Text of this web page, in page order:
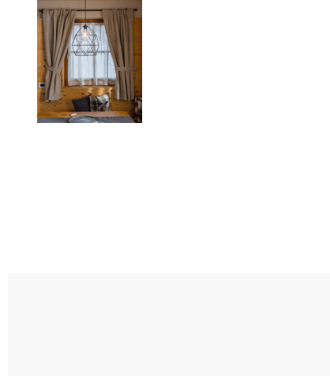
Verarbeitung meiner